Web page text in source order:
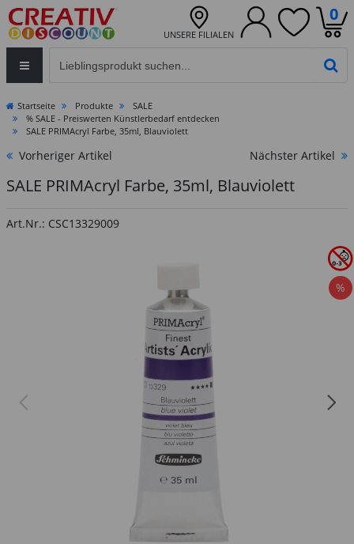
UNSERE FILIALEN
0
Startseite Produkte
SALE
% SALE - Preiswerten Künstlerbedarf entdecken
SALE PRIMAcryl Farbe, 35ml, Blauviolett
Vorheriger Artikel Nächster Artikel
SALE PRIMAcryl Farbe, 35ml, Blauviolett
Art.Nr.: CSC13329009
%